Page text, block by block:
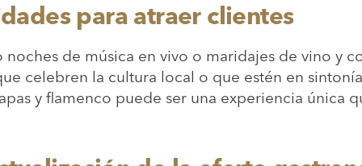
para atraer clientes
noches de música en vivo o maridajes de vino y
celebren la cultura local o que estén en
y flamenco puede ser una experiencia única